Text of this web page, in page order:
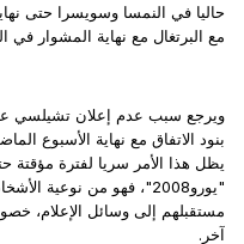
حاليا في النمسا وسويسرا حتى
مع البرتغال مع نهاية المشوار في
ويرجع سبب عدم إعلان تشيلسي
بنود الاتفاق مع نهاية الأسبوع
يظل هذا الأمر سريا لفترة مؤقتة
"يورو2008"، فهو من نوعية
مستقبلهم إلى وسائل الإعلام،
آخر.